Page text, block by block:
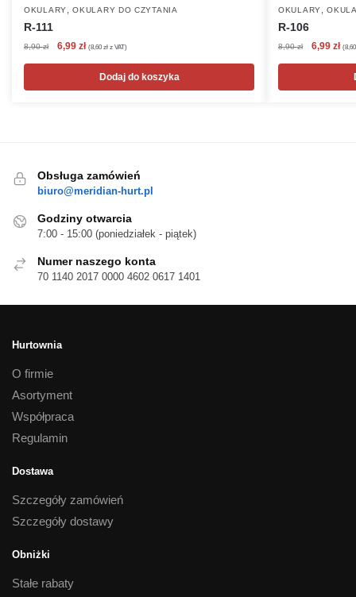
OKULARY ,OKULARY DO CZYTANIA
R-111
8,90zł
Pierwotna
8,90 zł.
6,99 złAktualna
wynosi:
6,99 zł.
(8,60 zł z VAT)
Dodaj do koszyka
OKULARY ,
R-106
8,90zł
Pierwotna
8,90 zł.
6,99 zł (
Obsługa zamówień
biuro@meridian-hurt.pl
Godziny otwarcia
7:00 - 15:00 (poniedziałek - piątek)
Numer naszego konta
70 1140 2017 0000 4602 0617 1401
Hurtownia
O firmie
Asortyment
Współpraca
Regulamin
Dostawa
Szczegóły zamówień
Szczegóły dostawy
Obniżki
Stałe rabaty